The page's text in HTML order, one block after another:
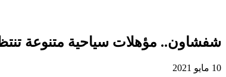
شفشاون.. مؤهلات سياحية متنوعة تنتظر
10 مايو 2021